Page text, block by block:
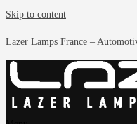
Skip to content
Lazer Lamps France –